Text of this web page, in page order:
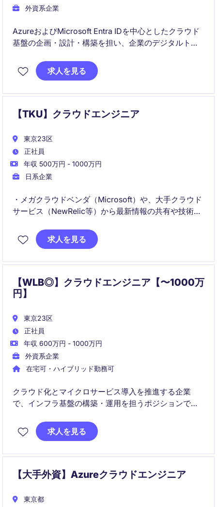
外資系企業
AzureおよびMicrosoft Entra IDを中心としたクラウド
基盤の企画・設計・構築を担い、企業のデジタルトラ
を見据えたセキュアで拡張性の高いアーキテクチャ設
計に携わることができるポジションです。
求人を見る
【TKU】クラウドエンジニア
東京23区
正社員
年収 500万円 - 1000万円
日系企業
・メガクラウドベンダ（Microsoft）や、大手クラウド
サービス（NewRelic等）から最新情報の共有や技術レ
す。
・大規模グループのスケールを活かしたクラウド環境
求人を見る
【WLB◎】クラウドエンジニア【〜1000万
円】
東京23区
正社員
年収 600万円 - 1000万円
外資系企業
在宅可・ハイブリッド勤務可
クラウド化とマイクロサービス導入を推進する企業
で、インフラ基盤の構築・運用を担うポジションで
AzureやKubernetesを中心に、最新技術を活用したシ
ステム運用と改善に取り組みます。
求人を見る
【大手外資】Azureクラウドエンジニア
東京都